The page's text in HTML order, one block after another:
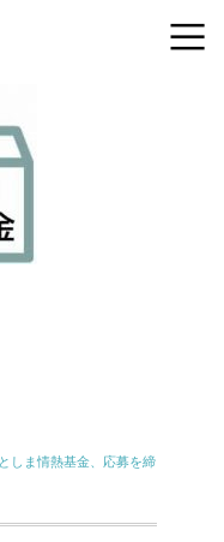
しま情熱基金、応募を締